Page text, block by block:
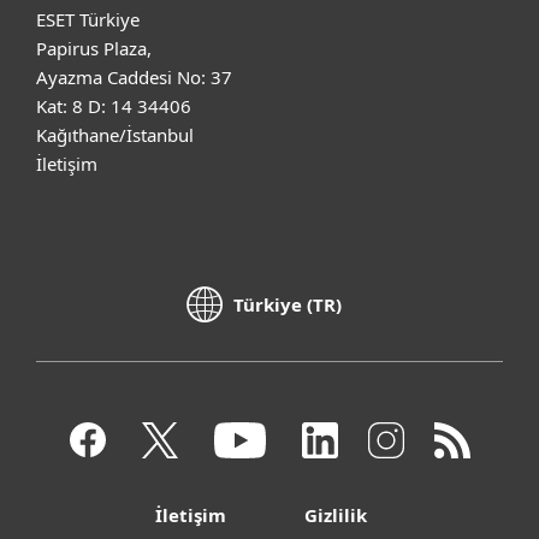
ESET Türkiye
Papirus Plaza,
Ayazma Caddesi No: 37
Kat: 8 D: 14 34406
Kağıthane/İstanbul
İletişim
Türkiye (TR)
İletişim Gizlilik